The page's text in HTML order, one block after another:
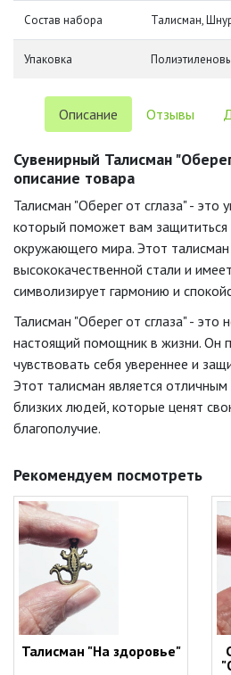
Состав набора Талисман,
Упаковка
Описание Отзывы
Сувенирный Талисман
описание товара
Талисман "Оберег от сглаза" - это
который поможет вам защититься
окружающего мира. Этот талисман
высококачественной стали и
символизирует гармонию и
Талисман "Оберег от сглаза" - это
настоящий помощник в жизни. Он
чувствовать себя увереннее и
Этот талисман является
близких людей, которые ценят
благополучие.
Рекомендуем посмотреть
Талисман "На здоровье"